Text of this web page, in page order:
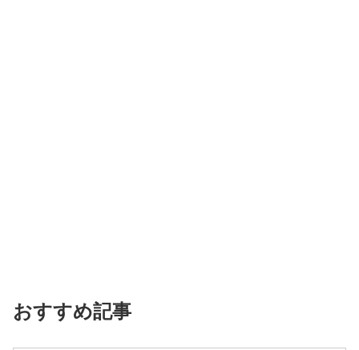
おすすめ記事